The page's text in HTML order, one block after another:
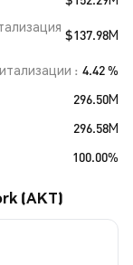
$137.98M
4.42 %
296.50M
296.58M
100.00%
(AKT)